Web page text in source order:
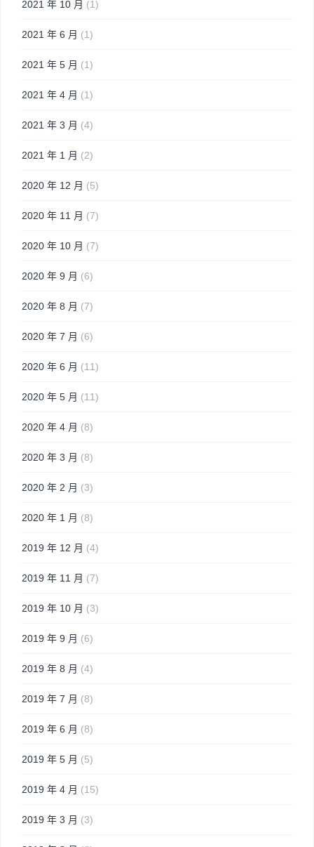
2021 年 10 月 (1)
2021 年 6 月 (1)
2021 年 5 月 (1)
2021 年 4 月 (1)
2021 年 3 月 (4)
2021 年 1 月 (2)
2020 年 12 月 (5)
2020 年 11 月 (7)
2020 年 10 月 (7)
2020 年 9 月 (6)
2020 年 8 月 (7)
2020 年 7 月 (6)
2020 年 6 月 (11)
2020 年 5 月 (11)
2020 年 4 月 (8)
2020 年 3 月 (8)
2020 年 2 月 (3)
2020 年 1 月 (8)
2019 年 12 月 (4)
2019 年 11 月 (7)
2019 年 10 月 (3)
2019 年 9 月 (6)
2019 年 8 月 (4)
2019 年 7 月 (8)
2019 年 6 月 (8)
2019 年 5 月 (5)
2019 年 4 月 (15)
2019 年 3 月 (3)